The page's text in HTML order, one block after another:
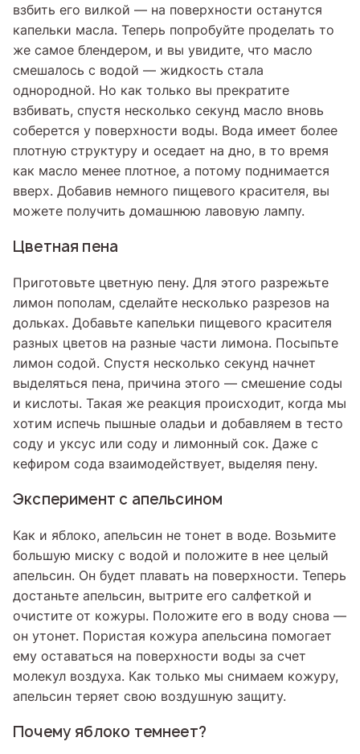
взбить его вилкой — на поверхности останутся
капельки масла. Теперь попробуйте проделать то
же самое блендером, и вы увидите, что масло
смешалось с водой — жидкость стала
однородной. Но как только вы прекратите
взбивать, спустя несколько секунд масло вновь
соберется у поверхности воды. Вода имеет более
плотную структуру и оседает на дно, в то время
как масло менее плотное, а потому поднимается
вверх. Добавив немного пищевого красителя, вы
можете получить домашнюю лавовую лампу.
Цветная пена
Приготовьте цветную пену. Для этого разрежьте
лимон пополам, сделайте несколько разрезов на
дольках. Добавьте капельки пищевого красителя
разных цветов на разные части лимона. Посыпьте
лимон содой. Спустя несколько секунд начнет
выделяться пена, причина этого — смешение соды
и кислоты. Такая же реакция происходит, когда мы
хотим испечь пышные оладьи и добавляем в тесто
соду и уксус или соду и лимонный сок. Даже с
кефиром сода взаимодействует, выделяя пену.
Эксперимент с апельсином
Как и яблоко, апельсин не тонет в воде. Возьмите
большую миску с водой и положите в нее целый
апельсин. Он будет плавать на поверхности. Теперь
достаньте апельсин, вытрите его салфеткой и
очистите от кожуры. Положите его в воду снова —
он утонет. Пористая кожура апельсина помогает
ему оставаться на поверхности воды за счет
молекул воздуха. Как только мы снимаем кожуру,
апельсин теряет свою воздушную защиту.
Почему яблоко темнеет?